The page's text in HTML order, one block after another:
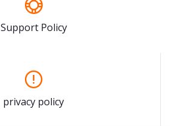
Support Policy
privacy policy